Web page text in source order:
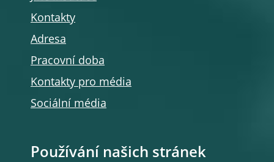
Kontakty
Adresa
Pracovní doba
Kontakty pro média
Sociální média
Používání našich stránek